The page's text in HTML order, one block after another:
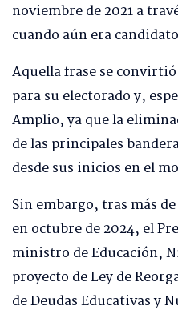
noviembre de 2021 a
cuando aún era
Aquella frase se
para su electorado y,
Amplio, ya que la
de las principales
desde sus inicios en el
Sin embargo, tras más
en octubre de 2024, el
ministro de Educación,
proyecto de Ley de
de Deudas Educativas y